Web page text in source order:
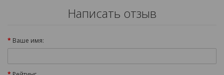
Написать отзыв
Ваше имя: